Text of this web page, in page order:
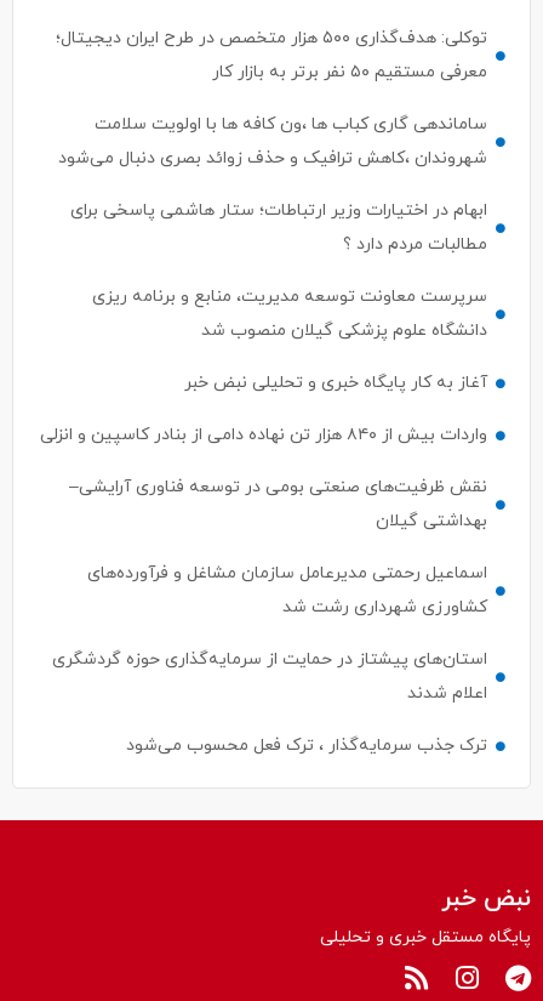
توکلی: هدف‌گذاری ۵۰۰ هزار متخصص در طرح ایران دیجیتال؛
معرفی مستقیم ۵۰ نفر برتر به بازار کار
ساماندهی گاری کباب ها ،ون کافه ها با اولویت سلامت
شهروندان ،کاهش ترافیک و حذف زوائد بصری دنبال می‌شود
ابهام در اختیارات وزیر ارتباطات؛ ستار هاشمی پاسخی برای
مطالبات مردم دارد ؟
سرپرست معاونت توسعه مدیریت، منابع و برنامه ریزی
دانشگاه علوم پزشکی گیلان منصوب شد
آغاز به کار پایگاه خبری و تحلیلی نبض خبر
واردات بیش از ۸۴۰ هزار تن نهاده دامی از بنادر كاسپین و انزلی
نقش ظرفیت‌های صنعتی بومی در توسعه فناوری آرایشی–
بهداشتی گیلان
اسماعیل رحمتی مدیرعامل سازمان مشاغل و فرآورده‌های
کشاورزی شهرداری رشت شد
استان‌های پیشتاز در حمایت از سرمایه‌گذاری حوزه گردشگری
اعلام شدند
ترک جذب سرمایه‌گذار ، ترک فعل محسوب می‌شود
نبض خبر
پایگاه مستقل خبری و تحلیلی